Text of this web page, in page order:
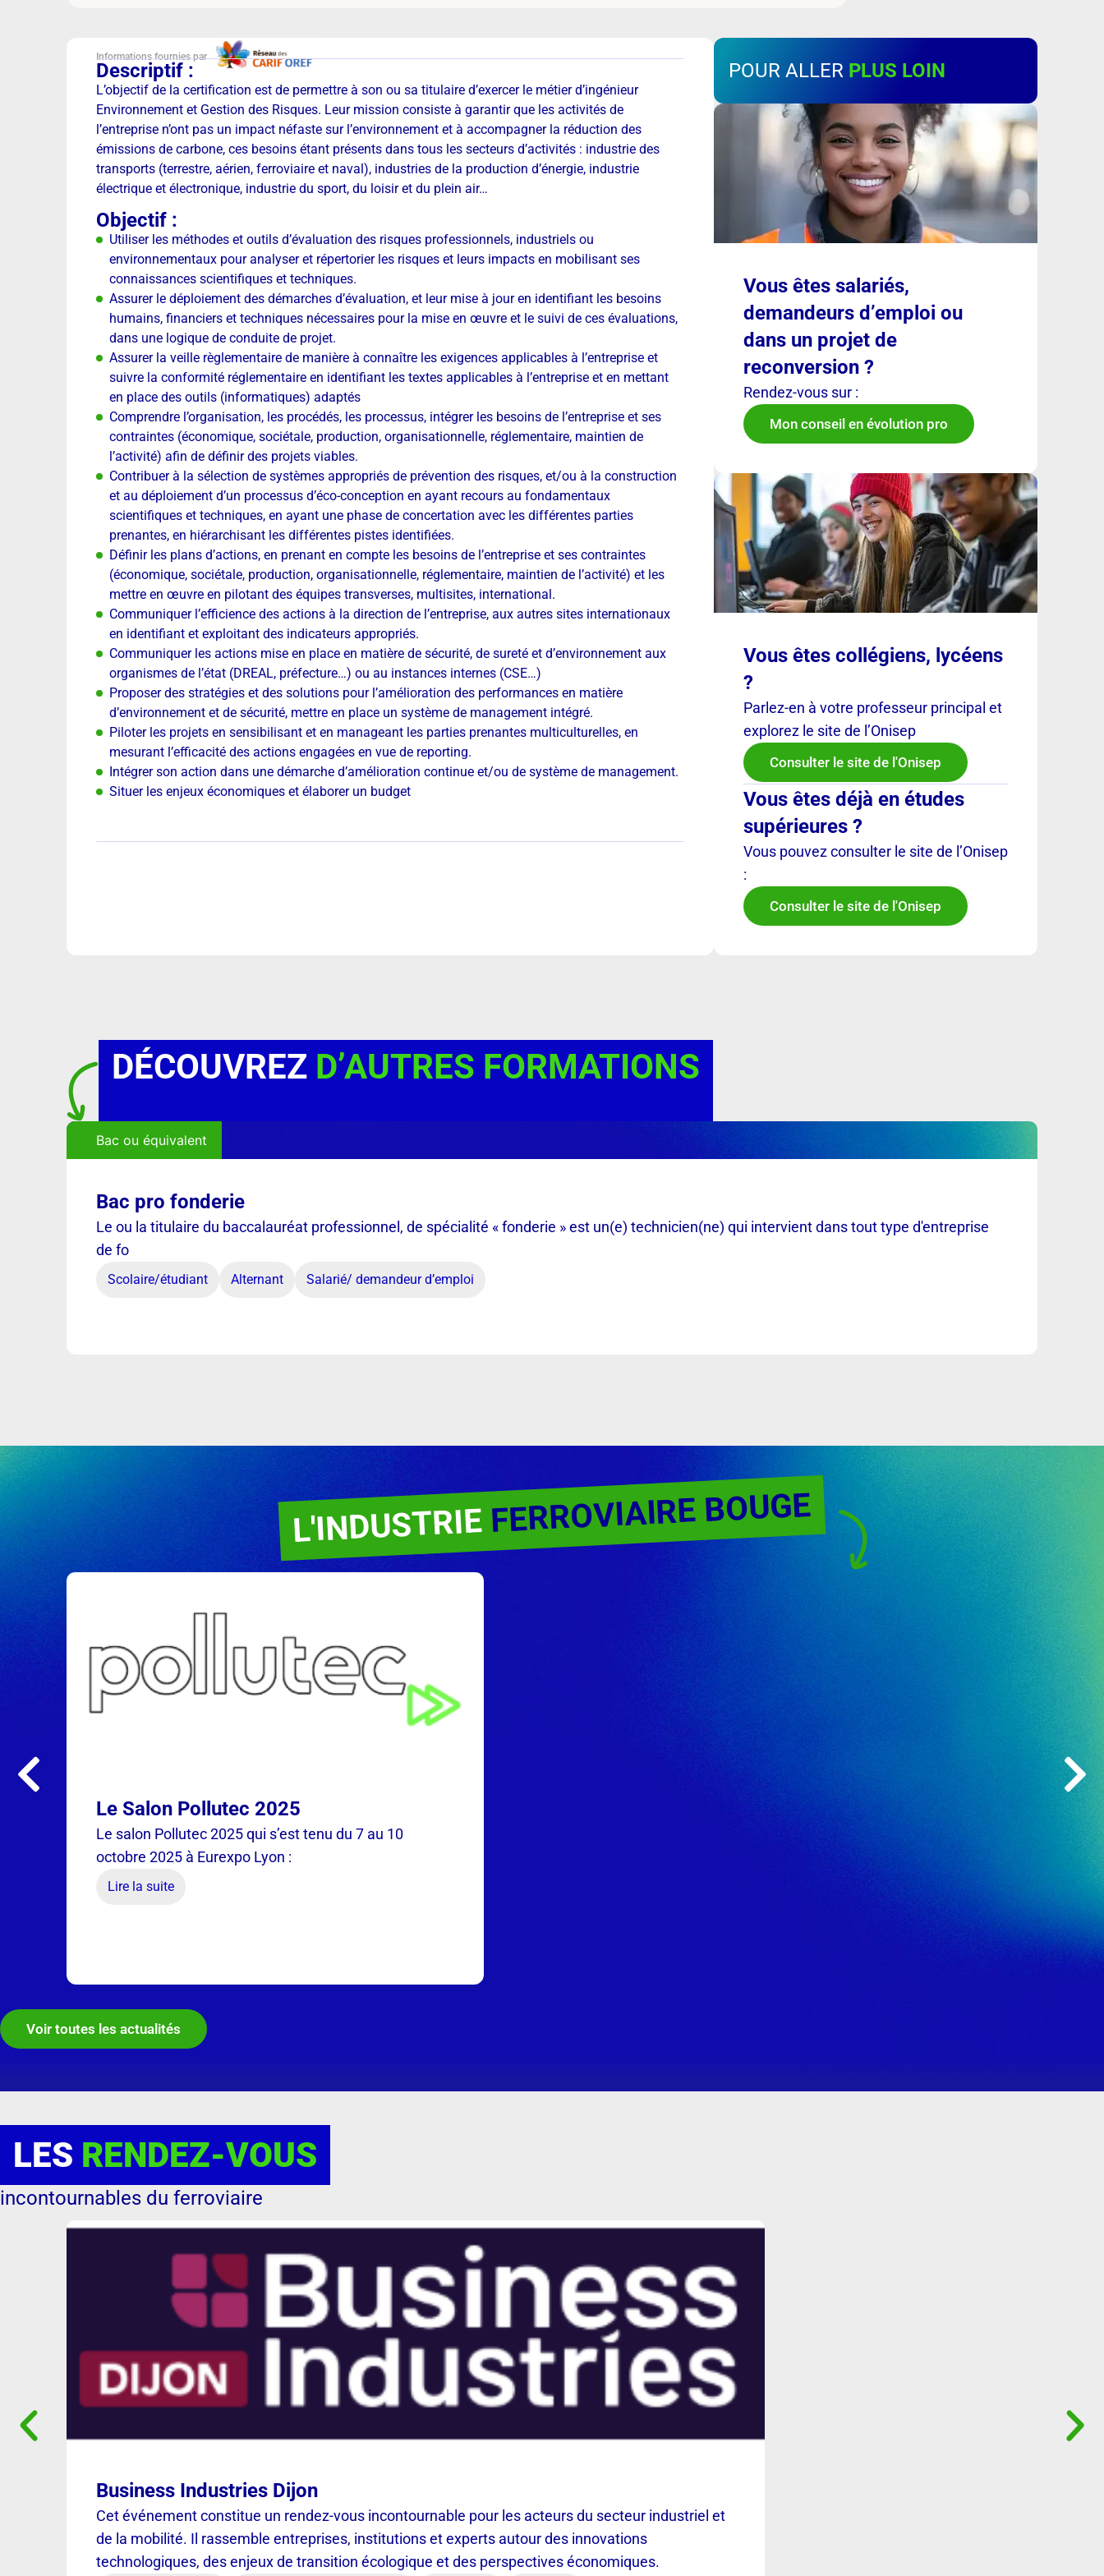
Informations fournies par
Descriptif :
L’objectif de la certification est de permettre à son ou sa titulaire d’exercer le métier d’ingénieur
Environnement et Gestion des Risques. Leur mission consiste à garantir que les activités de
l’entreprise n’ont pas un impact néfaste sur l’environnement et à accompagner la réduction des
émissions de carbone, ces besoins étant présents dans tous les secteurs d’activités : industrie des
transports (terrestre, aérien, ferroviaire et naval), industries de la production d’énergie, industrie
électrique et électronique, industrie du sport, du loisir et du plein air…
Objectif :
Utiliser les méthodes et outils d’évaluation des risques professionnels, industriels ou
environnementaux pour analyser et répertorier les risques et leurs impacts en mobilisant ses
connaissances scientifiques et techniques.
Assurer le déploiement des démarches d’évaluation, et leur mise à jour en identifiant les besoins
humains, financiers et techniques nécessaires pour la mise en œuvre et le suivi de ces évaluations,
dans une logique de conduite de projet.
Assurer la veille règlementaire de manière à connaître les exigences applicables à l’entreprise et
suivre la conformité réglementaire en identifiant les textes applicables à l’entreprise et en mettant
en place des outils (informatiques) adaptés
Comprendre l’organisation, les procédés, les processus, intégrer les besoins de l’entreprise et ses
contraintes (économique, sociétale, production, organisationnelle, réglementaire, maintien de
l’activité) afin de définir des projets viables.
Contribuer à la sélection de systèmes appropriés de prévention des risques, et/ou à la construction
et au déploiement d’un processus d’éco-conception en ayant recours au fondamentaux
scientifiques et techniques, en ayant une phase de concertation avec les différentes parties
prenantes, en hiérarchisant les différentes pistes identifiées.
Définir les plans d’actions, en prenant en compte les besoins de l’entreprise et ses contraintes
(économique, sociétale, production, organisationnelle, réglementaire, maintien de l’activité) et les
mettre en œuvre en pilotant des équipes transverses, multisites, international.
Communiquer l’efficience des actions à la direction de l’entreprise, aux autres sites internationaux
en identifiant et exploitant des indicateurs appropriés.
Communiquer les actions mise en place en matière de sécurité, de sureté et d’environnement aux
organismes de l’état (DREAL, préfecture…) ou au instances internes (CSE…)
Proposer des stratégies et des solutions pour l’amélioration des performances en matière
d’environnement et de sécurité, mettre en place un système de management intégré.
Piloter les projets en sensibilisant et en manageant les parties prenantes multiculturelles, en
mesurant l’efficacité des actions engagées en vue de reporting.
Intégrer son action dans une démarche d’amélioration continue et/ou de système de management.
Situer les enjeux économiques et élaborer un budget
POUR ALLER PLUS LOIN
Vous êtes salariés,
demandeurs d’emploi ou
dans un projet de
reconversion ?
Rendez-vous sur :
Mon conseil en évolution pro
Vous êtes collégiens, lycéens
?
Parlez-en à votre professeur principal et
explorez le site de l’Onisep
Consulter le site de l'Onisep
Vous êtes déjà en études
supérieures ?
Vous pouvez consulter le site de l’Onisep
:
Consulter le site de l'Onisep
DÉCOUVREZ D’AUTRES FORMATIONS
Bac ou équivalent
Bac pro fonderie
Le ou la titulaire du baccalauréat professionnel, de spécialité « fonderie » est un(e) technicien(ne) qui intervient dans tout type d'entreprise
de fo
Scolaire/étudiant Alternant Salarié/ demandeur d’emploi
L'INDUSTRIE FERROVIAIRE BOUGE
Le Salon Pollutec 2025
Le salon Pollutec 2025 qui s’est tenu du 7 au 10
octobre 2025 à Eurexpo Lyon :
Lire la suite
Voir toutes les actualités
LES RENDEZ-VOUS
incontournables du ferroviaire
Business Industries Dijon
Cet événement constitue un rendez-vous incontournable pour les acteurs du secteur industriel et
de la mobilité. Il rassemble entreprises, institutions et experts autour des innovations
technologiques, des enjeux de transition écologique et des perspectives économiques.